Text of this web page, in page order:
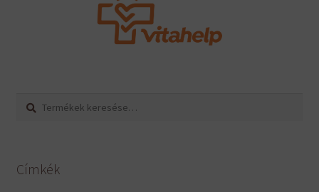
Keresés
Keresés
Címkék